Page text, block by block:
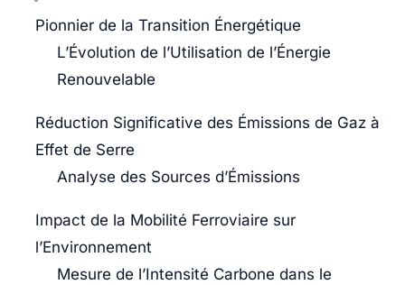
Pionnier de la Transition Énergétique
L’Évolution de l’Utilisation de l’Énergie
Renouvelable
Réduction Significative des Émissions de Gaz à
Effet de Serre
Analyse des Sources d’Émissions
Impact de la Mobilité Ferroviaire sur
l’Environnement
Mesure de l’Intensité Carbone dans le